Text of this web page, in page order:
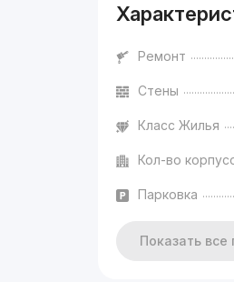
Ремонт
Стены
Класс Жилья
Кол-во
Парковка
Показать